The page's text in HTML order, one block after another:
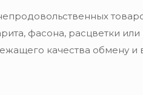
фасона, расцветки
качества обмену и